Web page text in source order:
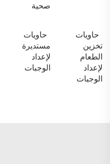
صحية
حاويات
تخزين
الطعام
لإعداد
الوجبات
حاويات
مستديرة
لإعداد
الوجبات